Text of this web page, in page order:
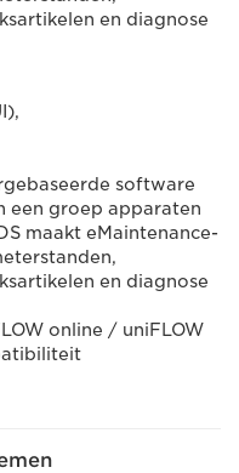
en diagnose
software
een groep apparaten
maakt eMaintenance-
en diagnose
online / uniFLOW